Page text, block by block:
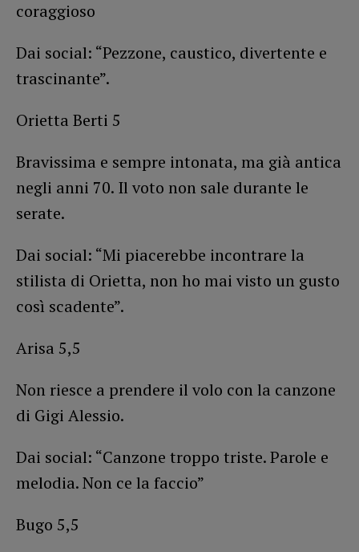
coraggioso
Dai social: “Pezzone, caustico, divertente e
trascinante”.
Orietta Berti 5
Bravissima e sempre intonata, ma già antica
negli anni 70. Il voto non sale durante le
serate.
Dai social: “Mi piacerebbe incontrare la
stilista di Orietta, non ho mai visto un gusto
così scadente”.
Arisa 5,5
Non riesce a prendere il volo con la canzone
di Gigi Alessio.
Dai social: “Canzone troppo triste. Parole e
melodia. Non ce la faccio”
Bugo 5,5